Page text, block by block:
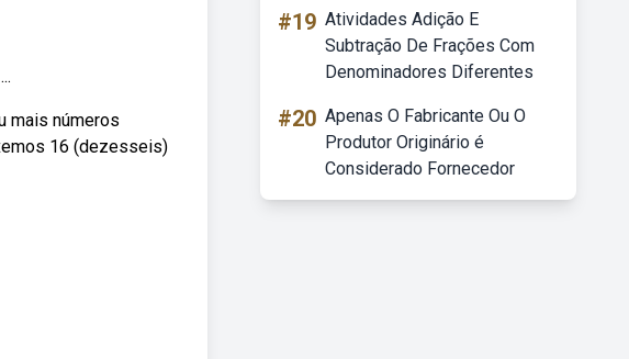
mais números
16 (dezesseis)
#19 Atividades Adição E
Subtração De Frações Com
Denominadores Diferentes
#20 Apenas O Fabricante Ou O
Produtor Originário é
Considerado Fornecedor